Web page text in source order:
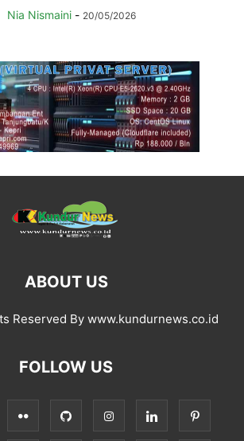
Nia Nismaini - 20/05/2026
ABOUT US
Reserved By www.kundurnews.co.id
FOLLOW US